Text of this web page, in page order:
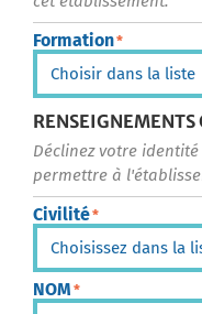
Formation*
RENSEIGNEMENTS
Déclinez votre
permettre à
Civilité*
NOM *